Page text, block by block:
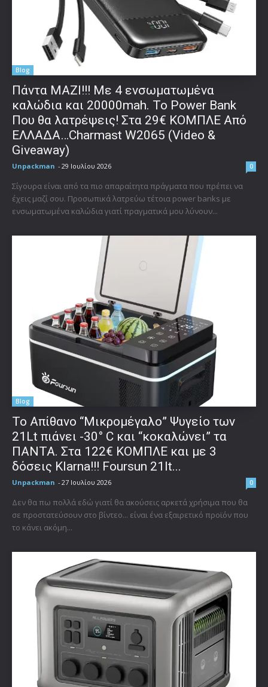
Blog
Πάντα ΜΑΖΙ!!! Με 4 ενσωματωμένα
καλώδια και 20000mah. Το Power Bank
Που θα λατρέψεις! Στα 29€ ΚΟΜΠΛΕ Από
ΕΛΛΑΔΑ…Charmast W2065 (Video &
Giveaway)
Unpackman - 29 Ιουλίου 2026 0
Σίγουρα είναι από τα πιο απαραίτητα πράγματα που πρέπει να
έχεις μαζί σου. Προσωπικά λατρεύω τέτοια power banks με
ενσωματωμένα καλώδια γιατί πραγματικά μου λύνουν...
Blog
Το Απίθανο “Μικρομέγαλο” Ψυγείο των
21Lt πιάνει -30° C και “κοκαλώνει” τα
ΠΑΝΤΑ. Στα 122€ ΚΟΜΠΛΕ και με 3
δόσεις Klarna!!! Foursun 21lt...
Unpackman - 27 Ιουλίου 2026 0
Δεν θα πω πολλά εδώ γιατί θα ακούσεις αρκετά χρήσιμα που θα
σε προστατεύσουν στο βίντεο... είναι ένα εξαιρετικό προϊόν που
το κάνει ακόμη...